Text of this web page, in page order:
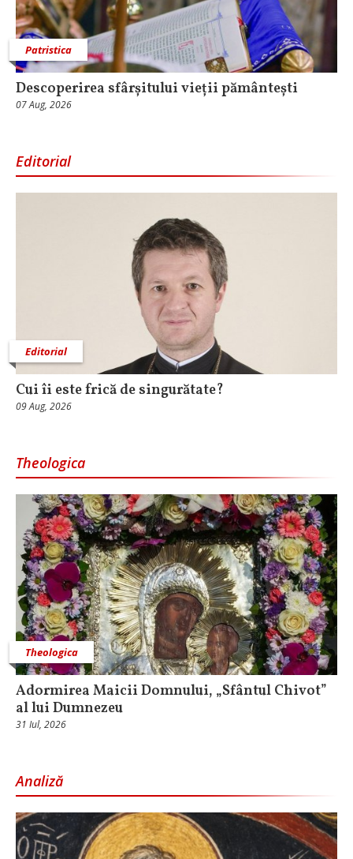
Patristica
Descoperirea sfârșitului vieții pământești
07 Aug, 2026
Editorial
Editorial
Cui îi este frică de singurătate?
09 Aug, 2026
Theologica
Theologica
Adormirea Maicii Domnului, „Sfântul Chivot”
al lui Dumnezeu
31 Iul, 2026
Analiză